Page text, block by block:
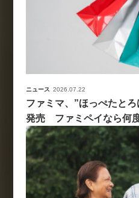
ニュース 2026.07.22
ファミマ、”ほっぺたと
発売 ファミペイなら何